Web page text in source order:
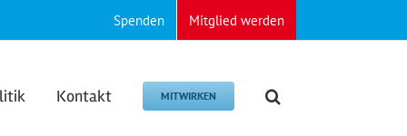
Spenden Mitglied werden
Kontakt MITWIRKEN